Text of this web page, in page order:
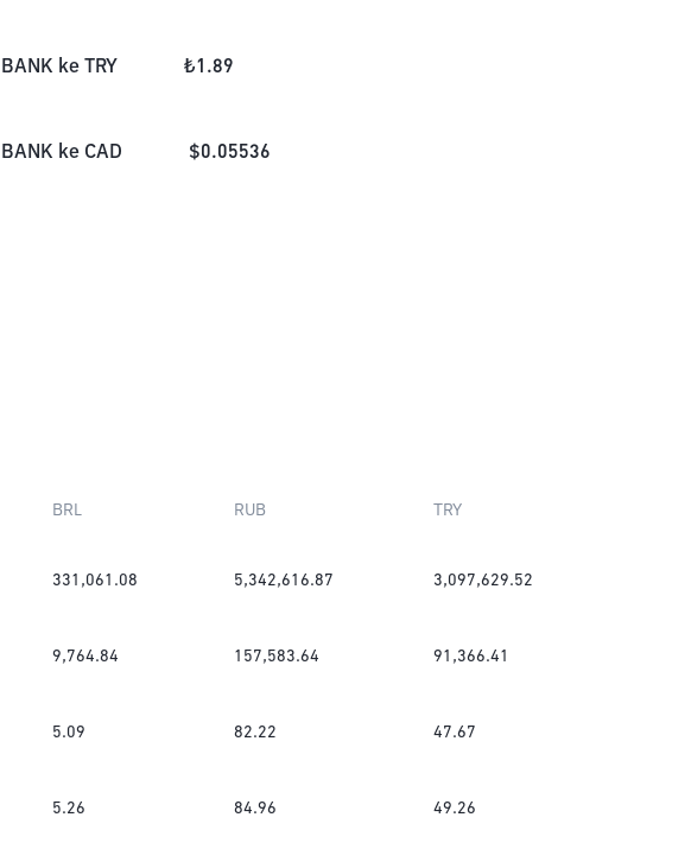
BANK ke TRY ₺1.89
BANK ke CAD $0.05536
BRL RUB TRY
331,061.08 5,342,616.87 3,097,629.52
9,764.84 157,583.64 91,366.41
5.09 82.22 47.67
5.26 84.96 49.26